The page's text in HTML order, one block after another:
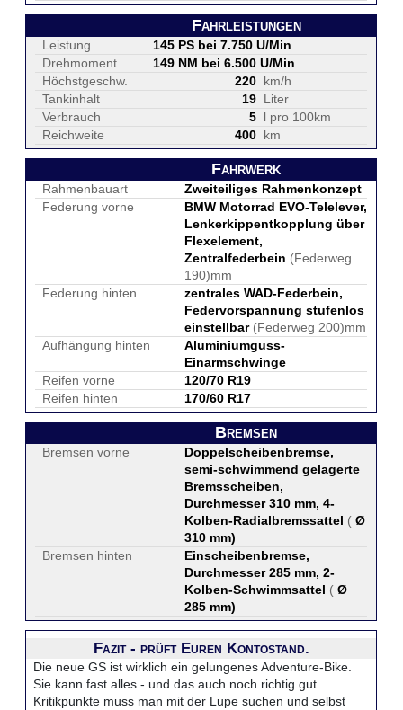
Fahrleistungen
Leistung
145 PS bei 7.750 U/Min
Drehmoment
149 NM bei 6.500 U/Min
Höchstgeschw.
220 km/h
Tankinhalt
19 Liter
Verbrauch
5 l pro 100km
Reichweite
400 km
Fahrwerk
Rahmenbauart
Zweiteiliges Rahmenkonzept
Federung vorne
BMW Motorrad EVO-Telelever,
Lenkerkippentkopplung über
Flexelement,
Zentralfederbein (Federweg
190)mm
Federung hinten
zentrales WAD-Federbein,
Federvorspannung stufenlos
einstellbar(Federweg 200)mm
Aufhängung hinten
Aluminiumguss-
Einarmschwinge
Reifen vorne
120/70 R19
Reifen hinten
170/60 R17
Bremsen
Bremsen vorne
Doppelscheibenbremse,
semi-schwimmend gelagerte
Bremsscheiben,
Durchmesser 310 mm, 4-
Kolben-Radialbremssattel ( Ø
310 mm)
Bremsen hinten
Einscheibenbremse,
Durchmesser 285 mm, 2-
Kolben-Schwimmsattel ( Ø
285 mm)
Fazit - prüft Euren Kontostand.
Die neue GS ist wirklich ein gelungenes Adventure-Bike.
Sie kann fast alles - und das auch noch richtig gut.
Kritikpunkte muss man mit der Lupe suchen und selbst